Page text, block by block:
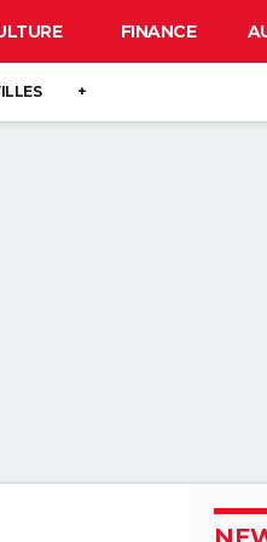
FINANCE
+